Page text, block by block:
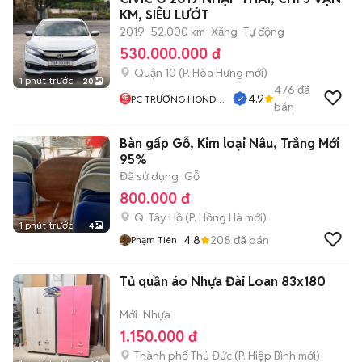
1 phút trước 20
KM, SIÊU LƯỚT
2019 52.000 km Xăng Tự động
530.000.000 đ
Quận 10 (P. Hòa Hưng mới)
PC TRƯƠNG HONDA
4.9
476 đã
bán
1 phút trước 4
Bàn gấp Gỗ, Kim loại Nâu, Trắng Mới
95%
Đã sử dụng Gỗ
800.000 đ
Q. Tây Hồ (P. Hồng Hà mới)
Phạm Tiên 4.8 208 đã bán
Tủ quần áo Nhựa Đài Loan 83x180
Mới Nhựa
1.150.000 đ
Thành phố Thủ Đức (P. Hiệp Bình mới)